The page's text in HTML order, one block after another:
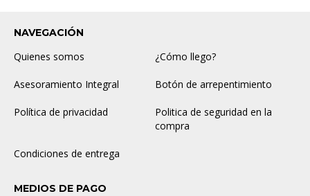
NAVEGACIÓN
Quienes somos ¿Cómo llego?
Asesoramiento Integral Botón de arrepentimiento
Política de privacidad
Politica de seguridad en la
compra
Condiciones de entrega
MEDIOS DE PAGO